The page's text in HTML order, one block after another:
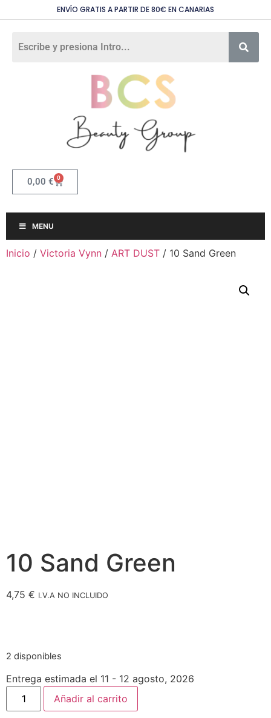
ENVÍO GRATIS A PARTIR DE 80€ EN CANARIAS
0,00 € 0
MENU
Inicio / Victoria Vynn / ART DUST / 10 Sand Green
10 Sand Green
4,75 € I.V.A NO INCLUIDO
2 disponibles
Entrega estimada el 11 - 12 agosto, 2026
Añadir al carrito